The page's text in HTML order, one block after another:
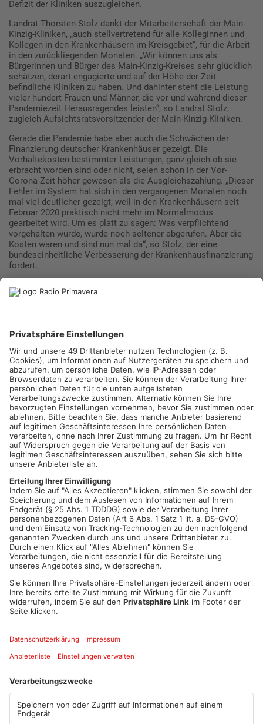
Defizit der Kliniken auszugleichen.
Landrat Thorsten Stolz dankt der Mitarbeiterschaft der Main-
Kinzig-Kliniken, „auch stellvertretend für alle Kolleginnen und
Kollegen in den Krankenhäusern im Kreisgebiet“, für die Arbeit
in den zurückliegenden Monaten. „Wir können uns als
Bürgerinnen und Bürger des Main-Kinzig-Kreises sehr glücklich
schätzen, derart engagierte und auf der Höhe der Zeit
befindliche Kliniken zu haben. Und dahinter steht die Leistung
vieler hundert Frauen und Männer, die vor und während dieser
Pandemiezeit Herausragendes leisten“, so Landrat Stolz,
zugleich Aufsichtsratsvorsitzender der Main-Kinzig-Kliniken.
Gerade die Pandemie habe aber auch die Schwächen der
Finanzierung deutscher Krankenhäuser gezeigt. Die
Vorhaltekosten bestimmter Leistungen, ganz gleich ob sie
erbracht worden sind oder nicht, seien schon in der Vor-
Corona-Zeit höher gewesen als die Ausgleichszahlung. „Dieser
Fehler im System hat sich in den vergangenen Monaten noch
mal viel deutlicher gezeigt, weil in den Krankenhäusern seit
Februar 2020 praktisch nicht mehr im Normalmodus
gearbeitet wird. Um es platt zu sagen: Was verpflichtend
vorgehalten wurde, wurde noch seltener abgerufen. Aber die
Kosten waren und sind nun mal da“, so Stolz, der eine
bundeseinheitliche Verbesserung der Krankenhausfinanzierung
fordert.
Am Beispiel der Main-Kinzig-Kliniken macht Thorsten Stolz
deutlich, wie sich das finanziell auswirkt. Das vergangene
hat erneut erhebliche Auswirkungen auf die wirtschaftliche
Situation gehabt. Ein Krankenhaus erhält pro Patientin oder
Patient eine Vergütung, mit der etwa 85 Prozent der Kosten in
der personellen Vorhaltung und der Infrastruktur zu finanzieren
sind. Im Jahr 2020 hat der Rettungsschirm des Bundes die
Vorhalteaufwendungen der Klinik noch gedeckt. Für das
vergangene Jahr gibt es stattdessen den Ganzjahresausgleich,
der die Basisfinanzierung absenkt. Ein ganz wesentlicher Teil
des Jahresfehlbetrags von 7,9 Millionen Euro geht alleine bei
den Main-Kinzig-Kliniken auf diese zu geringe
Finanzausstattung durch den Bund und das Land Hessen
zurück“, so Landrat Stolz.
Kreises, glich der Landkreis die laufenden und unvermeidlichen
Kosten aus. Zuletzt sicherte der Kreisausschuss im Dezember
eine Hilfstranche über 4,9 Millionen Euro zu. „Wir stehen zu
unseren Kliniken. Aber das strukturelle Problem besteht fort
und muss schleunigst behoben werden“, fordert Stolz. „Es ist
schon paradox, dass die gesamtgesellschaftliche Bedeutung
eines starken Gesundheitssystems mit starken Kliniken wohl
nie klarer vor Augen stand in einer Zeit, in der die Kliniken
landauf, landab finanziell so massiv unter Druck stehen wie
lange nicht.“ Zumindest die Vorhaltekosten müssten auch für
2022 wieder vollumfänglich mit Hilfen seitens des Bundes und
des Landes gedeckt werden.
ANZEIGE